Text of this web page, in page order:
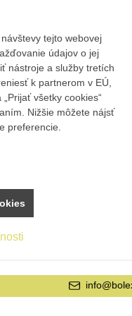
tejto webovej
údajov o jej
nástroje a služby tretích
k partnerom v EÚ,
všetky cookies“
Nižšie môžete nájsť
preferencie.